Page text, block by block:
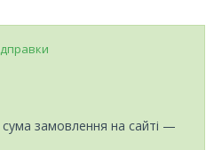
сума замовлення на сайті —